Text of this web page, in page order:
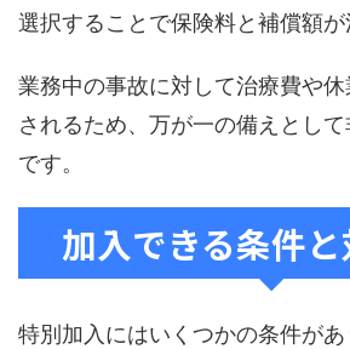
選択することで保険料と補償額が
業務中の事故に対して治療費や
されるため、万が一の備えとし
です。
加入できる条件
特別加入にはいくつかの条件があ